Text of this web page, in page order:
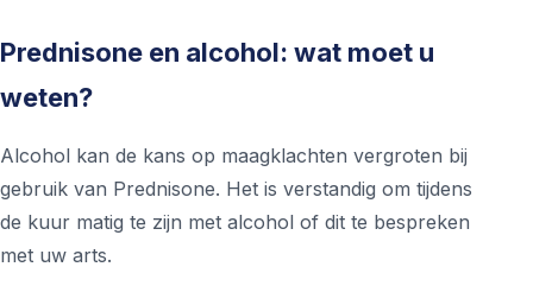
Prednisone en alcohol: wat moet u
weten?
Alcohol kan de kans op maagklachten vergroten bij
gebruik van Prednisone. Het is verstandig om tijdens
de kuur matig te zijn met alcohol of dit te bespreken
met uw arts.